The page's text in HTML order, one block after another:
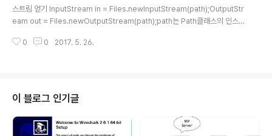
를 보내기connection.setDoOutput(true);try(OutputStrea..
스트림 얻기 InputStream in = Files.newInputStream(path);OutputStr
eam out = Files.newOutputStream(path);path는 Path클래스의 인스턴
해당 URL의 콘텐츠를 읽을 수 있다.URL url = new URL("http://jeong-pr
0 0 2017. 5. 26.
이 블로그 인기글